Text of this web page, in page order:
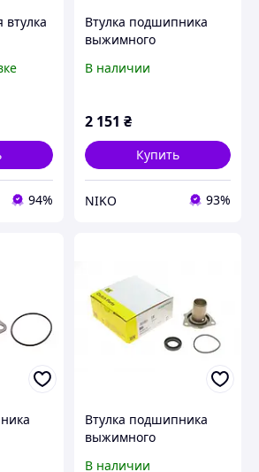
94%
Втулка подшипника
выжимного
A6/VW Passat 94-05
В наличии
2 151 ₴
Купить
NIKO 93%
Втулка подшипника
выжимного
В наличии